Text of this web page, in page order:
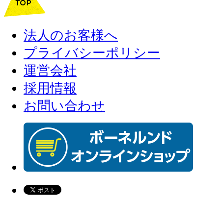
法人のお客様へ
プライバシーポリシー
運営会社
採用情報
お問い合わせ